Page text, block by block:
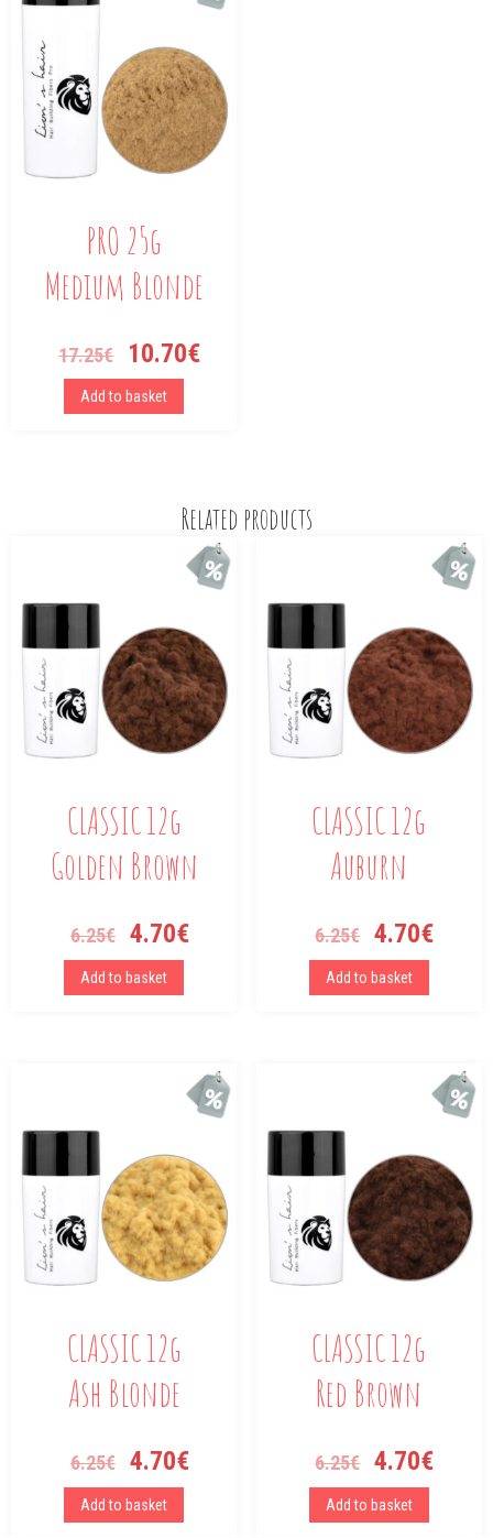
PRO 25g
Medium Blonde
17.25€ 10.70€
Add to basket
Related products
CLASSIC 12g
Golden Brown
6.25€ 4.70€
Add to basket
CLASSIC 12g
Auburn
6.25€ 4.70€
Add to basket
CLASSIC 12g
Ash Blonde
6.25€ 4.70€
Add to basket
CLASSIC 12g
Red Brown
6.25€ 4.70€
Add to basket